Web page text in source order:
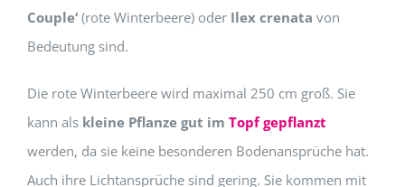
Couple‘(rote Winterbeere) oder Ilex crenata von
Bedeutung sind.
Die rote Winterbeere wird maximal 250 cm groß. Sie
kann als kleine Pflanze gut im Topf gepflanzt
werden, da sie keine besonderen Bodenansprüche hat.
Auch ihre Lichtansprüche sind gering. Sie kommen mit